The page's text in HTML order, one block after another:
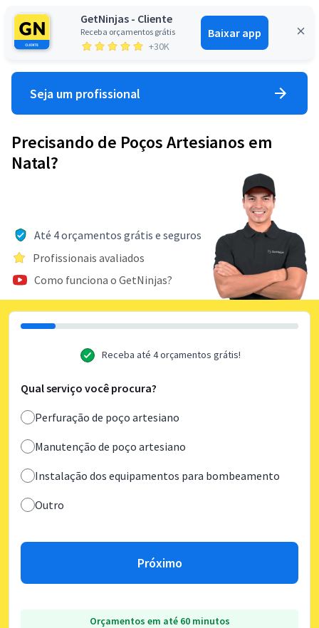
GetNinjas - Cliente
Receba orçamentos grátis
+30K
Baixar app
Entrar
Seja um profissional
Precisando de Poços Artesianos em
Natal?
Até 4 orçamentos grátis e seguros
Profissionais avaliados
Como funciona o GetNinjas?
Receba até 4 orçamentos grátis!
Qual serviço você procura?
Perfuração de poço artesiano
Manutenção de poço artesiano
Instalação dos equipamentos para bombeamento
Outro
Próximo
Orçamentos em até 60 minutos